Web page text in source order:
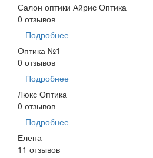
Салон оптики Айрис Оптика
0 отзывов
Подробнее
Оптика №1
0 отзывов
Подробнее
Люкс Оптика
0 отзывов
Подробнее
Елена
11 отзывов